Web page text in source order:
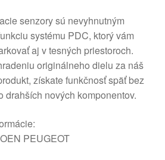
senzory sú nevyhnutným
systému PDC, ktorý vám
aj v tesných priestoroch.
originálneho dielu za náš
získate funkčnosť späť bez
drahších nových komponentov.
PEUGEOT